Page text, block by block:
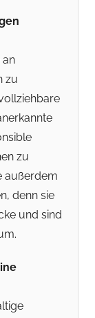
an
zu
zu
außerdem
denn sie
und sind